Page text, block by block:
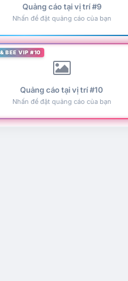
Quảng cáo tại vị trí #9
Nhấn để đặt quảng cáo của bạn
BEE VIP #10
Quảng cáo tại vị trí #10
Nhấn để đặt quảng cáo của bạn